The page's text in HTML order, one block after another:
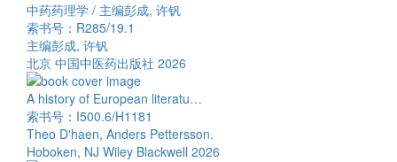
中药药理学 / 主编彭成, 许钒
索书号：R285/19.1
主编彭成, 许钒
北京 中国中医药出版社 2026
A history of European literatu…
索书号：I500.6/H1181
Theo D'haen, Anders Pettersson.
Hoboken, NJ Wiley Blackwell 2026